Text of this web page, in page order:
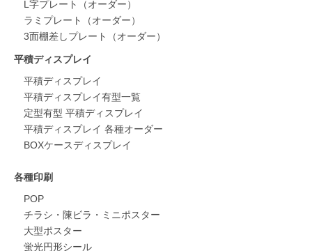
L字プレート（オーダー）
ラミプレート（オーダー）
3面棚差しプレート（オーダー）
平積ディスプレイ
平積ディスプレイ
平積ディスプレイ有型一覧
定型有型 平積ディスプレイ
平積ディスプレイ 各種オーダー
BOXケースディスプレイ
各種印刷
POP
チラシ・陳ビラ・ミニポスター
大型ポスター
蛍光円形シール